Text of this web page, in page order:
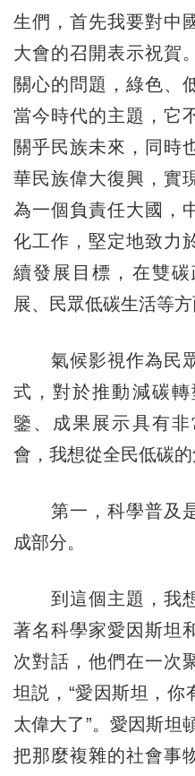
生們，首先我要對中
大會的召開表示祝賀
關心的問題，綠色、
當今時代的主題，它
關乎民族未來，同時
華民族偉大復興，實
為一個負責任大國，
化工作，堅定地致力
續發展目標，在雙
展、民眾低碳生活等
氣候影視作為民眾
式，對於推動減碳
鑒、成果展示具有
會，我想從全民低碳的
第一，科學普及是
成部分。
到這個主題，我想
著名科學家愛因斯坦
次對話，他們在一次
坦説，“愛因斯坦，你
太偉大了”。愛因斯坦
把那麼複雜的社會事